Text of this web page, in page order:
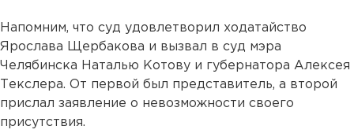
Напомним, что суд удовлетворил ходатайство
Ярослава Щербакова и вызвал в суд мэра
Челябинска Наталью Котову и губернатора Алексея
Текслера. От первой был представитель, а второй
прислал заявление о невозможности своего
присутствия.